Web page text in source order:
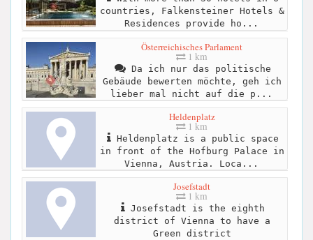
countries, Falkensteiner Hotels &
Residences provide ho...
Österreichisches Parlament
1 km
Da ich nur das politische
Gebäude bewerten möchte, geh ich
lieber mal nicht auf die p...
Heldenplatz
1 km
Heldenplatz is a public space
in front of the Hofburg Palace in
Vienna, Austria. Loca...
Josefstadt
1 km
Josefstadt is the eighth
district of Vienna to have a
Green district